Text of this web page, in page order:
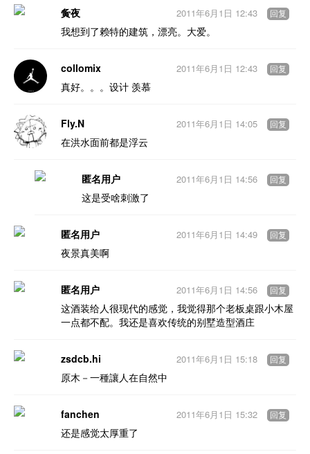
夤夜
我想到了赖特的建筑，漂亮。大爱。
2011年6月1日 12:43 回复
collomix
真好。。。设计 羡慕
2011年6月1日 12:43 回复
Fly.N
在洪水面前都是浮云
2011年6月1日 14:05 回复
匿名用户
这是受啥刺激了
2011年6月1日 14:56 回复
匿名用户
夜景真美啊
2011年6月1日 14:49 回复
匿名用户
这酒装给人很现代的感觉，我觉得那个老板桌跟小木屋
一点都不配。我还是喜欢传统的别墅造型酒庄
2011年6月1日 14:56 回复
zsdcb.hi
原木－一種讓人在自然中
2011年6月1日 15:18 回复
fanchen
还是感觉太厚重了
2011年6月1日 15:32 回复